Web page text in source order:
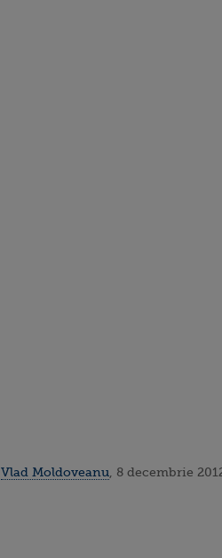
Vlad Moldoveanu , 8 decembrie